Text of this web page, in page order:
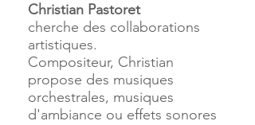
Christian Pastoret
cherche des collaborations
artistiques.
Compositeur, Christian
propose des musiques
orchestrales, musiques
d'ambiance ou effets sonores